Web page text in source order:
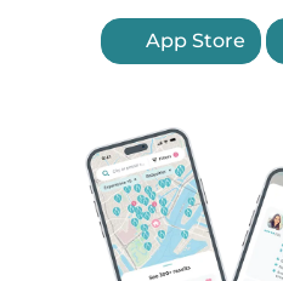
App Store